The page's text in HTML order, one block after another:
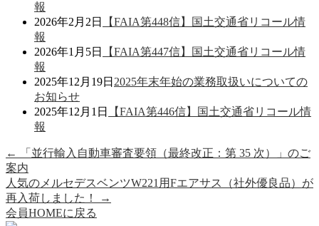
報
2026年2月2日
【FAIA第448信】国土交通省リコール情
報
2026年1月5日
【FAIA第447信】国土交通省リコール情
報
2025年12月19日 2025年末年始の業務取扱いについての
お知らせ
2025年12月1日
【FAIA第446信】国土交通省リコール情
報
←
「並行輸入自動車審査要領（最終改正：第 35 次）」のご
案内
人気のメルセデスベンツW221用Fエアサス（社外優良品）が
再入荷しました！
→
会員HOMEに戻る